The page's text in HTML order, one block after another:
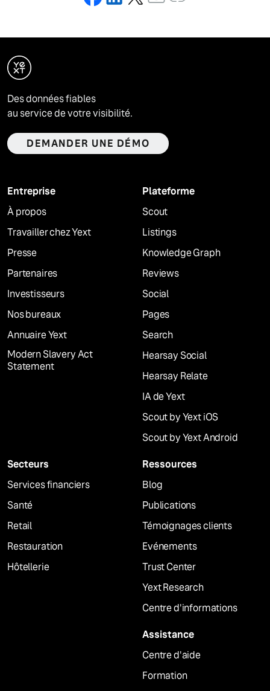
Des données fiables
au service de votre visibilité.
DEMANDER UNE DÉMO
Entreprise
À propos
Travailler chez Yext
Presse
Partenaires
Investisseurs
Nos bureaux
Annuaire Yext
Modern Slavery Act
Statement
Plateforme
Scout
Listings
Knowledge Graph
Reviews
Social
Pages
Search
Hearsay Social
Hearsay Relate
IA de Yext
Scout by Yext iOS
Scout by Yext Android
Secteurs
Services financiers
Santé
Retail
Restauration
Hôtellerie
Ressources
Blog
Publications
Témoignages clients
Evénements
Trust Center
Yext Research
Centre d'informations
Assistance
Centre d'aide
Formation